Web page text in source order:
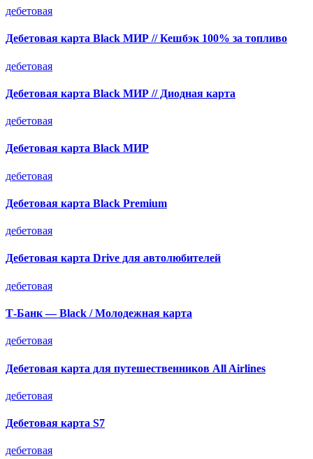
дебетовая
Дебетовая карта Black МИР // Кешбэк 100% за топливо
дебетовая
Дебетовая карта Black МИР // Диодная карта
дебетовая
Дебетовая карта Black МИР
дебетовая
Дебетовая карта Black Premium
дебетовая
Дебетовая карта Drive для автолюбителей
дебетовая
Т-Банк — Black / Молодежная карта
дебетовая
Дебетовая карта для путешественников All Airlines
дебетовая
Дебетовая карта S7
дебетовая